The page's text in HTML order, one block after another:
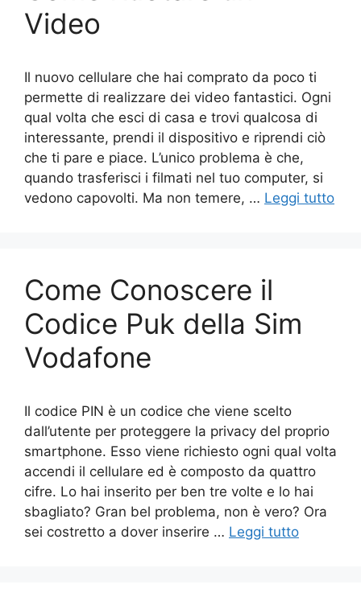
Video
Il nuovo cellulare che hai comprato da poco ti
permette di realizzare dei video fantastici. Ogni
qual volta che esci di casa e trovi qualcosa di
interessante, prendi il dispositivo e riprendi ciò
che ti pare e piace. L’unico problema è che,
quando trasferisci i filmati nel tuo computer, si
vedono capovolti. Ma non temere, … Leggi tutto
Come Conoscere il
Codice Puk della Sim
Vodafone
Il codice PIN è un codice che viene scelto
dall’utente per proteggere la privacy del proprio
smartphone. Esso viene richiesto ogni qual volta
accendi il cellulare ed è composto da quattro
cifre. Lo hai inserito per ben tre volte e lo hai
sbagliato? Gran bel problema, non è vero? Ora
sei costretto a dover inserire … Leggi tutto